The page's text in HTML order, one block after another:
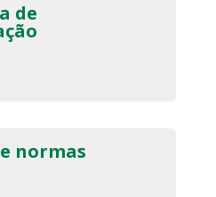
de
normas